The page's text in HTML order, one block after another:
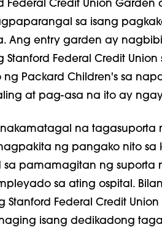
Federal Credit Union Garden
sa isang
Ang entry garden ay
Federal Credit
Packard Children's sa
at pag-asa na ito ay
na tagasuporta
ng pangako nito sa
pamamagitan ng suporta
sa ating ospital.
Federal Credit
isang dedikadong